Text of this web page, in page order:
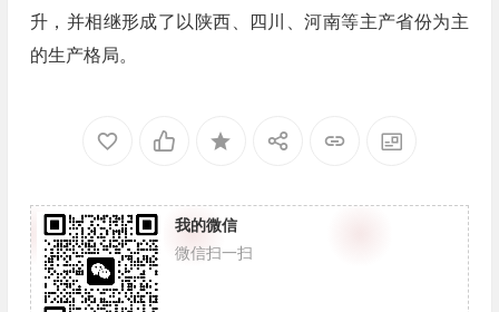
升，并相继形成了以陕西、四川、河南等主产省份为主
的生产格局。
我的微信
微信扫一扫